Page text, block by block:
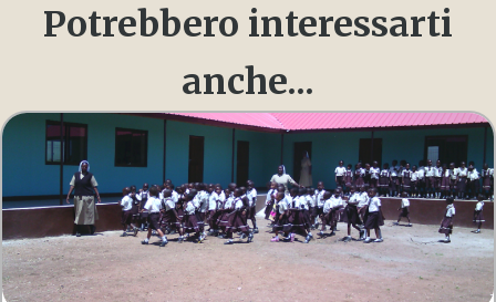
Potrebbero interessarti
anche...